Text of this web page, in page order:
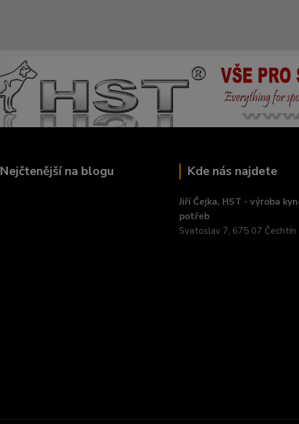
Nejčtenější na blogu Kde nás najdete
Jiří Čejka, HST - výroba
potřeb
Svatoslav 7, 675 07 Čechtín